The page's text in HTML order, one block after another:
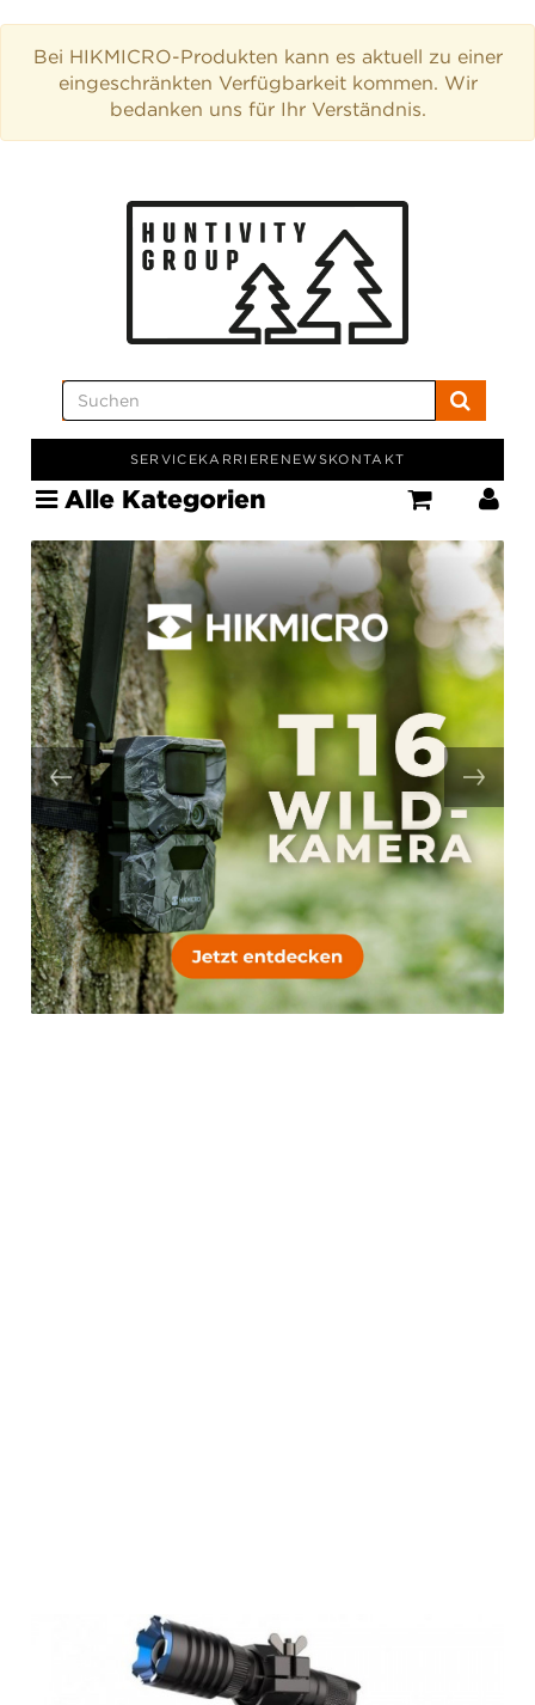
Bei HIKMICRO-Produkten kann es aktuell zu einer
eingeschränkten Verfügbarkeit kommen. Wir
bedanken uns für Ihr Verständnis.
SERVICEKARRIERE NEWSKONTAKT
Alle Kategorien